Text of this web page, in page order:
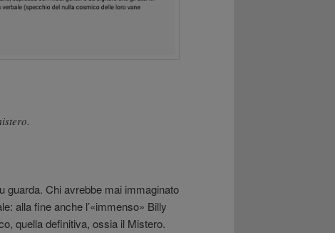
guarda. Chi avrebbe mai immaginato
alla fine anche l’«immenso» Billy
quella definitiva, ossia il Mistero.